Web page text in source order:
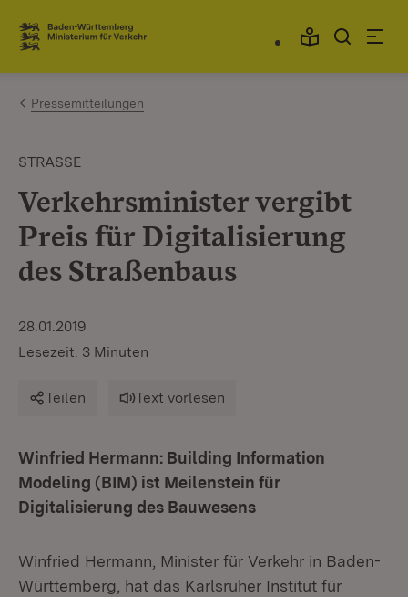
Zum Inhalt springen
Link zur Startseite
Pressemitteilungen
STRASSE
Verkehrsminister vergibt
Preis für Digitalisierung
des Straßenbaus
28.01.2019
Lesezeit: 3 Minuten
Teilen Text vorlesen
Winfried Hermann: Building Information
Modeling (BIM) ist Meilenstein für
Digitalisierung des Bauwesens
Winfried Hermann, Minister für Verkehr in Baden-
Württemberg, hat das Karlsruher Institut für